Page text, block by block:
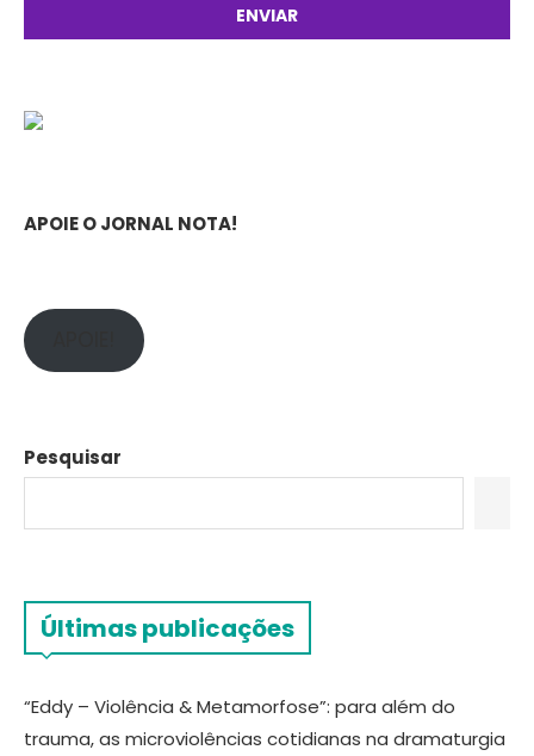
APOIE O JORNAL NOTA!
Pesquisar
Últimas publicações
“Eddy – Violência & Metamorfose”: para além do
trauma, as microviolências cotidianas na dramaturgia